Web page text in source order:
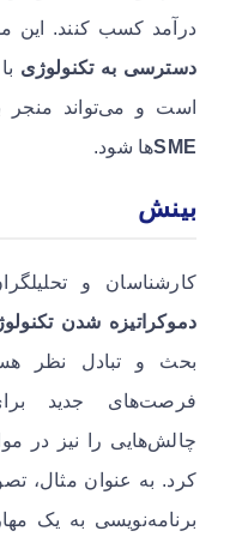
درآمد کسب کنند. این
دسترسی به تکنولوژی
است و می‌تواند منجر
SMEها شود.
بینش
کارشناسان و
دموکراتیزه شدن
بحث و تبادل نظر
فرصت‌های جدید
چالش‌هایی را نیز در
کرد. به عنوان مثال،
برنامه‌نویسی به یک